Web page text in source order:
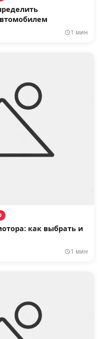
1 мин
как выбрать и
1 мин